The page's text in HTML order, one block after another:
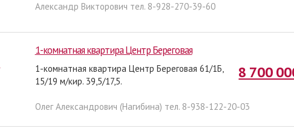
Александр Викторович тел. 8-928-270-39-60
1-комнатная квартира Центр Береговая
8 700
1-комнатная квартира Центр Береговая 61/1Б,
15/19 м/кир. 39,5/17,5.
Олег Александрович (Нагибина) тел. 8-938-122-20-03